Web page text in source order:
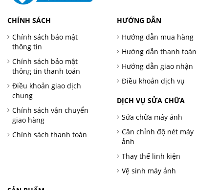
CHÍNH SÁCH
Chính sách bảo mật
thông tin
Chính sách bảo mật
thông tin thanh toán
Điều khoản giao dịch
chung
Chính sách vận chuyển
giao hàng
Chính sách thanh toán
HƯỚNG DẪN
Hướng dẫn mua hàng
Hướng dẫn thanh toán
Hướng dẫn giao nhận
Điều khoản dịch vụ
DỊCH VỤ SỬA CHỮA
Sửa chữa máy ảnh
Cân chỉnh độ nét máy
ảnh
Thay thế linh kiện
Vệ sinh máy ảnh